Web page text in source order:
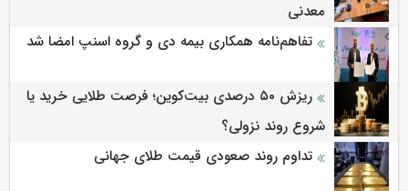
معدنی
تفاهم‌نامه همکاری بیمه دی و گروه اسنپ امضا شد
ریزش ۵۰ درصدی بیت‌کوین؛ فرصت طلایی خرید یا
شروع روند نزولی؟
تداوم روند صعودی قیمت طلای جهانی